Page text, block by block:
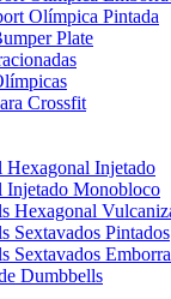
Olímpica Pintada
Plate
Crossfit
Hexagonal Injetado
Injetado Monobloco
Hexagonal
Sextavados Pintados
Sextavados
Dumbbells